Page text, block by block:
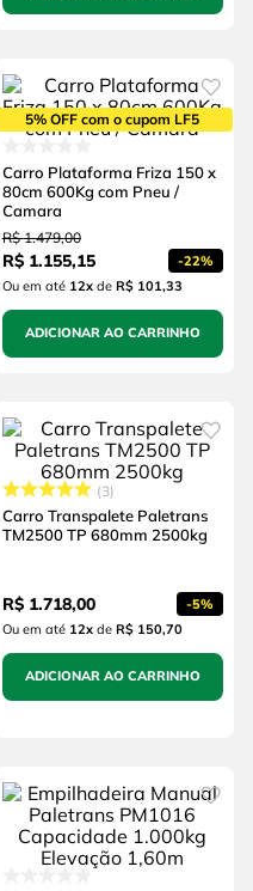
5% OFF com o cupom LF5
Carro Plataforma Friza 150 x
80cm 600Kg com Pneu /
Camara
R$ 1.479,00
R$ 1.155,15 -22%
Ou em até 12xde R$ 101,33
ADICIONAR AO CARRINHO
3
Carro Transpalete Paletrans
TM2500 TP 680mm 2500kg
R$ 1.718,00 -5%
Ou em até 12xde R$ 150,70
ADICIONAR AO CARRINHO